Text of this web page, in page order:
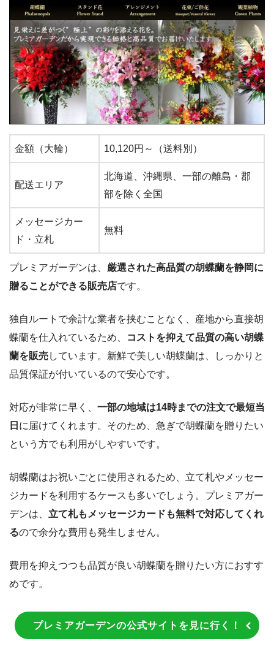
金額（大輪） 10,120円～（送料別）
配送エリア
北海道、沖縄県、一部の離島・郡
部を除く全国
メッセージカー
ド・立札
無料
プレミアガーデンは、 厳選された高品質の胡蝶蘭を静岡に
贈ることができる販売店です。
独自ルートで余計な業者を挟むことなく、産地から直接胡
蝶蘭を仕入れているため、
コストを抑えて品質の高い胡蝶
蘭を販売しています。新鮮で美しい胡蝶蘭は、しっかりと
品質保証が付いているので安心です。
対応が非常に早く、 一部の地域は14時までの注文で最短当
日 に届けてくれます。そのため、急ぎで胡蝶蘭を贈りたい
という方でも利用がしやすいです。
胡蝶蘭はお祝いごとに使用されるため、立て札やメッセー
ジカードを利用するケースも多いでしょう。プレミアガー
デンは、 立て札もメッセージカードも無料で対応してくれ
るので余分な費用も発生しません。
費用を抑えつつも品質が良い胡蝶蘭を贈りたい方におすす
めです。
プレミアガーデンの公式サイトを見に行く！